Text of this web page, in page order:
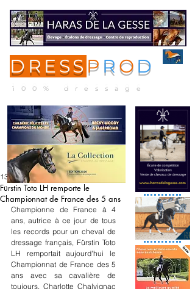
DRESS P R O D
100% dressage
Fürstin Toto LH remporte le
Championnat de France des 5 ans
13 sept. 2025
Championne de France à 4
ans, autrice à ce jour de tous
les records pour un cheval de
dressage français, Fürstin Toto
LH remportait aujourd'hui le
Championnat de France des 5
ans avec sa cavalière de
toujours, Charlotte Chalvignac